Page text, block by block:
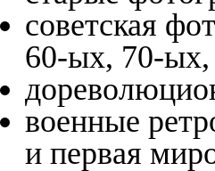
советская
60-ых, 70-ых,
военные
и первая